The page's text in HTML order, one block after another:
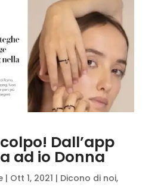
Dall’app
ad io Donna
| Ott 1, 2021 | Dicono di noi,